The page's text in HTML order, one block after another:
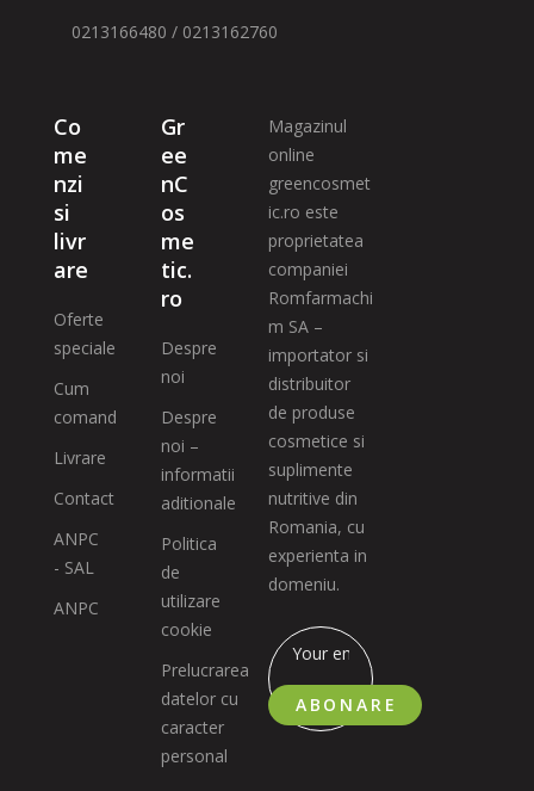
0213166480 / 0213162760
Co
me
nzi
si
livr
are
Oferte
speciale
Cum
comand
Livrare
Contact
ANPC
- SAL
ANPC
Gr
ee
nC
os
me
tic.
ro
Despre
noi
Despre
noi –
informatii
aditionale
Politica
de
utilizare
cookie
Prelucrarea
datelor cu
caracter
personal
Magazinul
online
greencosmet
ic.ro este
proprietatea
companiei
Romfarmachi
m SA –
importator si
distribuitor
de produse
cosmetice si
suplimente
nutritive din
Romania, cu
experienta in
domeniu.
ABONARE